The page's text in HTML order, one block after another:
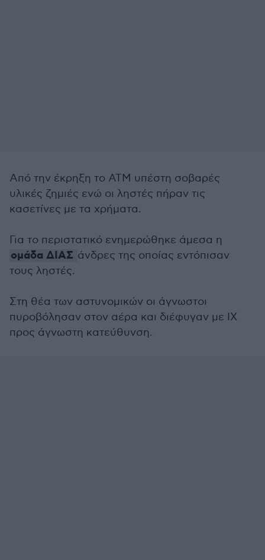
Από την έκρηξη το ΑΤΜ υπέστη σοβαρές
υλικές ζημιές ενώ οι ληστές πήραν τις
κασετίνες με τα χρήματα.
Για το περιστατικό ενημερώθηκε άμεσα η
ομάδα ΔΙΑΣ άνδρες της οποίας εντόπισαν
τους ληστές.
Στη θέα των αστυνομικών οι άγνωστοι
πυροβόλησαν στον αέρα και διέφυγαν με ΙΧ
προς άγνωστη κατεύθυνση.